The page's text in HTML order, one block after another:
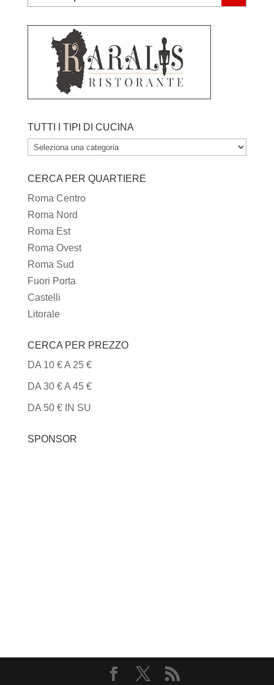
TUTTI I TIPI DI CUCINA
TUTTI
TIPI
DI
CUCINA
CERCA PER QUARTIERE
Roma Centro
Roma Nord
Roma Est
Roma Ovest
Roma Sud
Fuori Porta
Castelli
Litorale
CERCA PER PREZZO
DA 10 € A 25 €
DA 30 € A 45 €
DA 50 € IN SU
SPONSOR